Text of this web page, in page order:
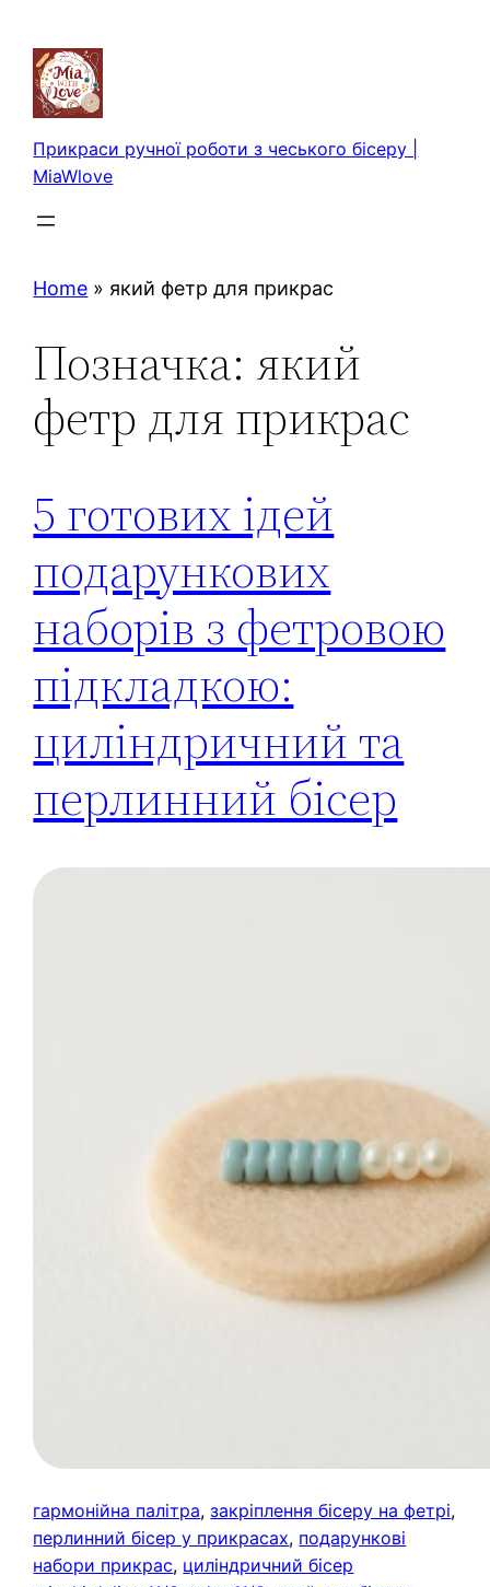
вмісту
Прикраси ручної роботи з чеського бісеру |
MiaWlove
Home » який фетр для прикрас
Позначка: який
фетр для прикрас
5 готових ідей
подарункових
наборів з фетровою
підкладкою:
циліндричний та
перлинний бісер
гармонійна палітра, закріплення бісеру на фетрі
перлинний бісер у прикрасах, подарункові
набори прикрас, циліндричний бісер